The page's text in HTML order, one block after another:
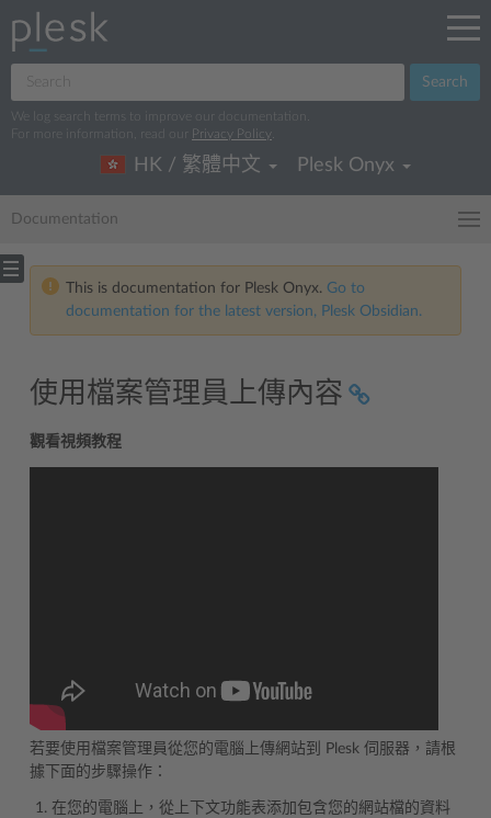
Search
We log search terms to improve our documentation.
For more information, read our
Privacy Policy
HK / 繁體中文 Plesk Onyx
Documentation
This is documentation for Plesk Onyx. Go to
documentation for the latest version, Plesk Obsidian.
使用檔案管理員上傳內容
觀看視頻教程
若要使用檔案管理員從您的電腦上傳網站到 Plesk 伺服器，請根
據下面的步驟操作：
在您的電腦上，從上下文功能表添加包含您的網站檔的資料